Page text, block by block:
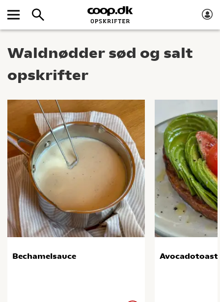
Waldnødder sød og salt
opskrifter
Bechamelsauce Avocadotoast